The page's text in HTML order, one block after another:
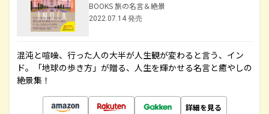
BOOKS 旅の名言＆絶景
2022.07.14 発売
混沌と喧噪、行った人の大半が人生観が変わると言う、イン
ド。「地球の歩き方」が贈る、人生を輝かせる名言と癒やしの
絶景集！
詳細を見る